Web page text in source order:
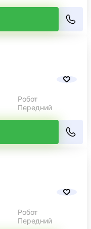
Робот
Передний
Робот
Передний